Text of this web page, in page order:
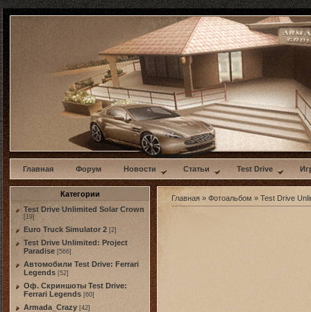
w
Главная Форум Новости Статьи Test Drive
Категории
Test Drive Unlimited Solar Crown
[19]
Euro Truck Simulator 2 [2]
Test Drive Unlimited: Project
Paradise [566]
Автомобили Test Drive: Ferrari
Legends [52]
Оф. Скриншоты Test Drive:
Ferrari Legends [60]
Armada_Crazy [42]
Главная » Фотоальбом » Test Drive